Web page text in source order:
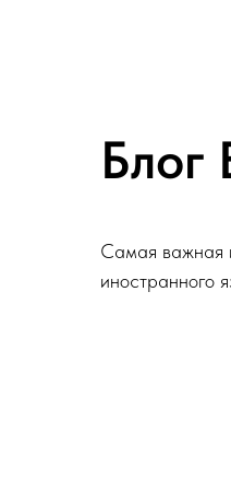
Блог
Самая важная
иностранного